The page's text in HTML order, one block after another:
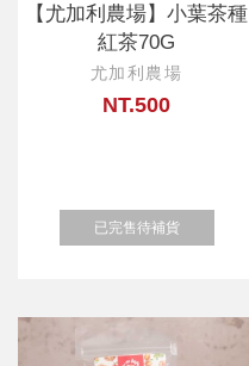
【尤加利農場】小葉茶種
紅茶70G
尤加利農場
NT.500
已完售待補貨